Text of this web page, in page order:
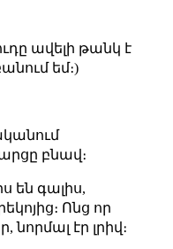
ավելի թանկ է
եմ։)
բնավ։
են գալիս,
Ոնց որ
նորմալ էր լրիվ։